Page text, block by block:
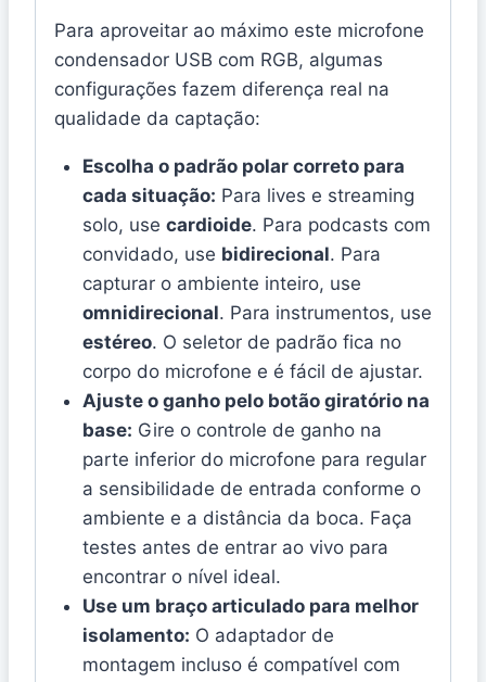
Para aproveitar ao máximo este microfone
condensador USB com RGB, algumas
configurações fazem diferença real na
qualidade da captação:
Escolha o padrão polar correto para
cada situação: Para lives e streaming
solo, use cardioide. Para podcasts com
convidado, use bidirecional. Para
capturar o ambiente inteiro, use
omnidirecional. Para instrumentos, use
estéreo. O seletor de padrão fica no
corpo do microfone e é fácil de ajustar.
Ajuste o ganho pelo botão giratório na
base: Gire o controle de ganho na
parte inferior do microfone para regular
a sensibilidade de entrada conforme o
ambiente e a distância da boca. Faça
testes antes de entrar ao vivo para
encontrar o nível ideal.
Use um braço articulado para melhor
isolamento: O adaptador de
montagem incluso é compatível com